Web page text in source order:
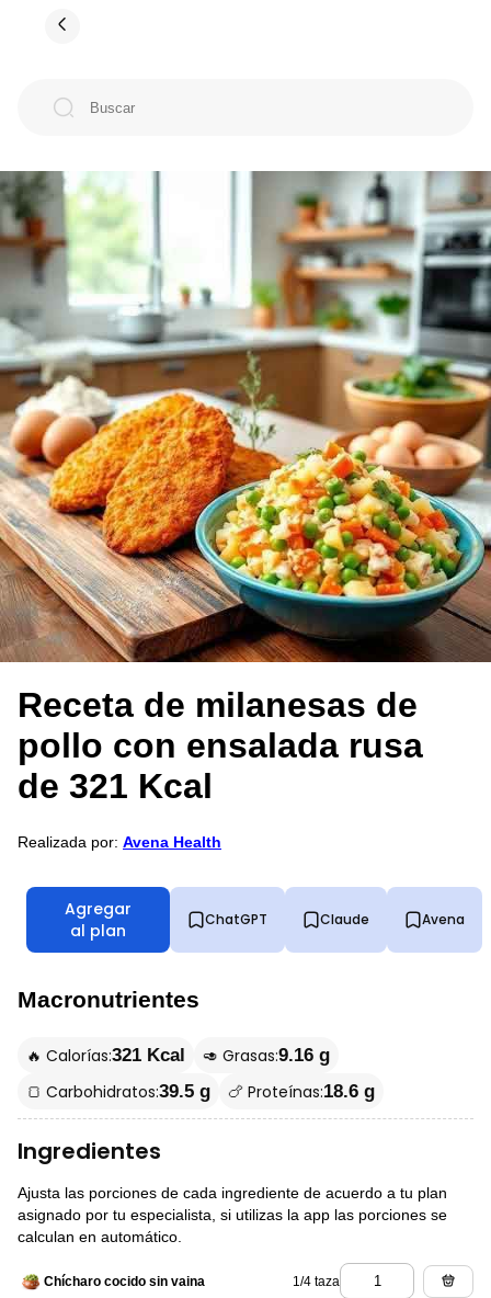
Receta de milanesas de
pollo con ensalada rusa
de 321 Kcal
Realizada por: Avena Health
Agregar
al plan
ChatGPT Claude Avena
Macronutrientes
🔥 Calorías:321 Kcal 🥑 Grasas:9.16 g
🍞 Carbohidratos:39.5 g 🍗 Proteínas:18.6 g
Ingredientes
Ajusta las porciones de cada ingrediente de acuerdo a tu plan
asignado por tu especialista, si utilizas la app las porciones se
calculan en automático.
Chícharo cocido sin vaina 1/4 taza